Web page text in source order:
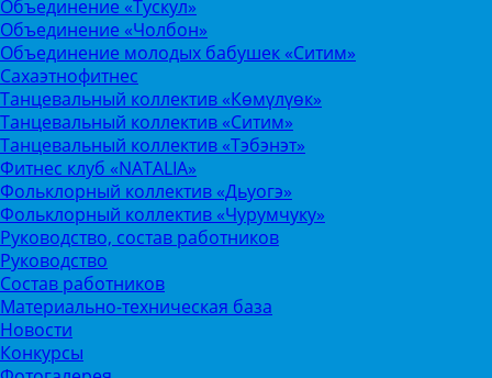
Объединение «Тускул»
Объединение «Чолбон»
Объединение молодых бабушек «Ситим»
Сахаэтнофитнес
Танцевальный коллектив «Көмүлүөк»
Танцевальный коллектив «Ситим»
Танцевальный коллектив «Тэбэнэт»
Фитнес клуб «NATALIA»
Фольклорный коллектив «Дьуогэ»
Фольклорный коллектив «Чурумчуку»
Руководство, состав работников
Руководство
Состав работников
Материально-техническая база
Новости
Конкурсы